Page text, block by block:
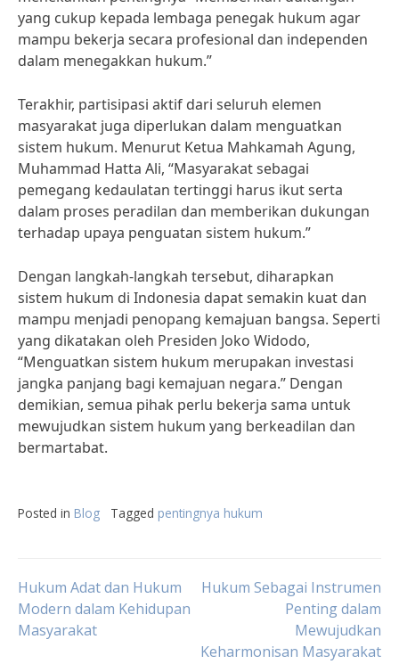
yang cukup kepada lembaga penegak hukum agar
mampu bekerja secara profesional dan independen
dalam menegakkan hukum.”
Terakhir, partisipasi aktif dari seluruh elemen
masyarakat juga diperlukan dalam menguatkan
sistem hukum. Menurut Ketua Mahkamah Agung,
Muhammad Hatta Ali, “Masyarakat sebagai
pemegang kedaulatan tertinggi harus ikut serta
dalam proses peradilan dan memberikan dukungan
terhadap upaya penguatan sistem hukum.”
Dengan langkah-langkah tersebut, diharapkan
sistem hukum di Indonesia dapat semakin kuat dan
mampu menjadi penopang kemajuan bangsa. Seperti
yang dikatakan oleh Presiden Joko Widodo,
“Menguatkan sistem hukum merupakan investasi
jangka panjang bagi kemajuan negara.” Dengan
demikian, semua pihak perlu bekerja sama untuk
mewujudkan sistem hukum yang berkeadilan dan
bermartabat.
Posted in Blog Tagged pentingnya hukum
Post
navigation
Hukum Adat dan Hukum
Modern dalam Kehidupan
Masyarakat
Hukum Sebagai Instrumen
Penting dalam
Mewujudkan
Keharmonisan Masyarakat